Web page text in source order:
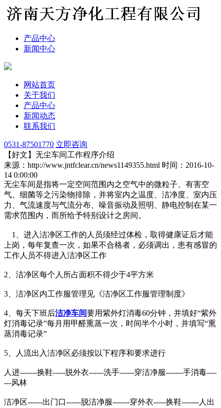
产品中心
新闻中心
网站首页
关于我们
产品中心
新闻动态
联系我们
0531-87501770 立即咨询
【好文】无尘车间工作程序介绍
来源：http://www.jntfclear.cn/news1149355.html 时间：2016-10-
14 0:00:00
无尘车间是指将一定空间范围内之空气中的微粒子、有害空
气、细菌等之污染物排除，并将室内之温度、洁净度、室内压
力、气流速度与气流分布、噪音振动及照明、静电控制在某一
需求范围内，而所给予特别设计之房间。
1、进入洁净区工作的人员须经过体检，取得健康证后才能
上岗，每年复查一次，如果不合格者，必须调出，患有感冒的
工作人员不得进入洁净区工作
2、洁净区每个人所占面积不得少于4平方米
3、洁净区内工作服管理见《洁净区工作服管理制度》
4、每天下班后洁净车间要用紫外灯消毒60分钟，并填好“紫外
灯消毒记录”每月用甲醛熏蒸一次，时间半个小时，并填写“熏
蒸消毒记录”
5、人流出入洁净区必须按以下程序和要求进行
人进-------换鞋-----脱外衣------洗手------穿洁净服-------手消毒----
---风林
洁净区------出门口------脱洁净服-------穿外衣-----换鞋-------人出